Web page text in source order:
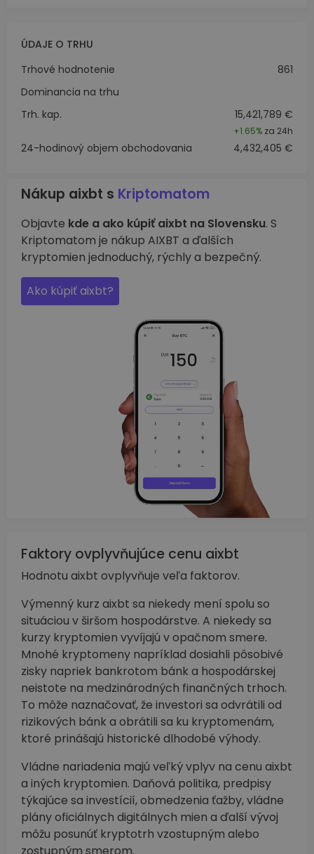
ÚDAJE O TRHU
Trhové hodnotenie
861
Dominancia na trhu
Trh. kap.
15,421,789 €
+1.65% za 24h
24-hodinový objem obchodovania 4,432,405 €
Nákup aixbt s Kriptomatom
Objavte kde a ako kúpiť aixbt na Slovensku. S
Kriptomatom je nákup AIXBT a ďalších
kryptomien jednoduchý, rýchly a bezpečný.
Ako kúpiť aixbt?
Faktory ovplyvňujúce cenu aixbt
Hodnotu aixbt ovplyvňuje veľa faktorov.
Výmenný kurz aixbt sa niekedy mení spolu so
situáciou v širšom hospodárstve. A niekedy sa
kurzy kryptomien vyvíjajú v opačnom smere.
Mnohé kryptomeny napríklad dosiahli pôsobivé
zisky napriek bankrotom bánk a hospodárskej
neistote na medzinárodných finančných trhoch.
To môže naznačovať, že investori sa odvrátili od
rizikových bánk a obrátili sa ku kryptomenám,
ktoré prinášajú historické dlhodobé výhody.
Vládne nariadenia majú veľký vplyv na cenu aixbt
a iných kryptomien. Daňová politika, predpisy
týkajúce sa investícií, obmedzenia ťažby, vládne
plány oficiálnych digitálnych mien a ďalší vývoj
môžu posunúť kryptotrh vzostupným alebo